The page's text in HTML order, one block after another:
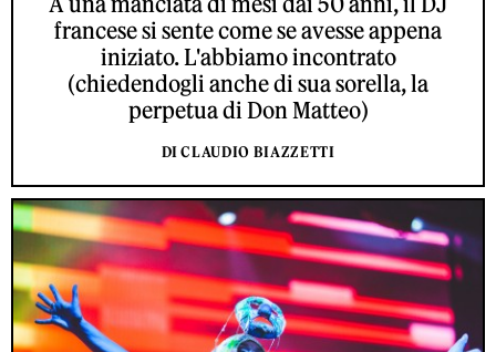
francese si sente come se avesse appena
iniziato. L'abbiamo incontrato
(chiedendogli anche di sua sorella, la
perpetua di Don Matteo)
DI CLAUDIO BIAZZETTI